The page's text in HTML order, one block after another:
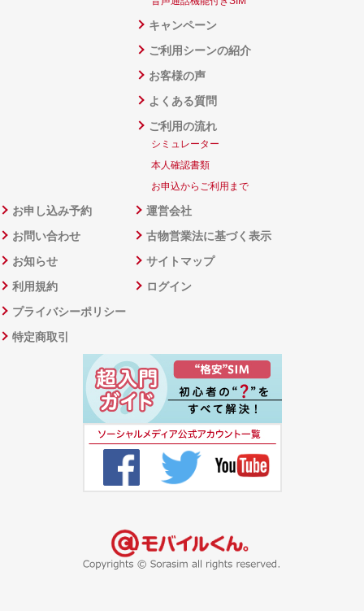
キャンペーン
ご利用シーンの紹介
お客様の声
よくある質問
ご利用の流れ
シミュレーター
本人確認書類
お申込からご利用まで
お申し込み予約
お問い合わせ
お知らせ
利用規約
プライバシーポリシー
特定商取引
運営会社
古物営業法に基づく表示
サイトマップ
ログイン